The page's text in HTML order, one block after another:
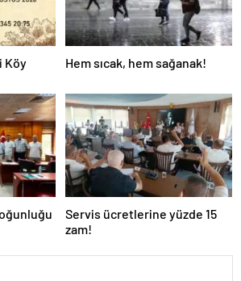
Köy Hem sıcak, hem sağanak!
Servis ücretlerine yüzde 15
zam!